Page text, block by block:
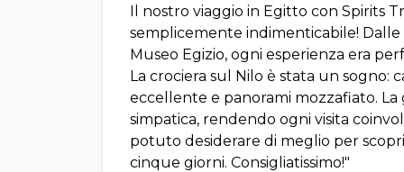
Il nostro viaggio in Egitto con Spirits
semplicemente indimenticabile! Dalle
Museo Egizio, ogni esperienza era
La crociera sul Nilo è stata un sogno:
eccellente e panorami mozzafiato. La
simpatica, rendendo ogni visita
potuto desiderare di meglio per
cinque giorni. Consigliatissimo!"